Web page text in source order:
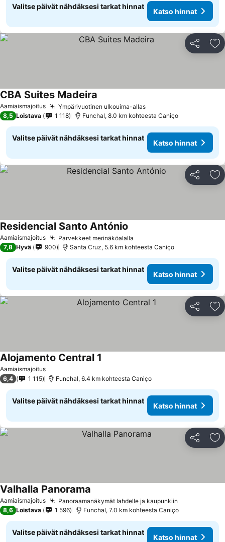
Valitse päivät nähdäksesi tarkat hinnat
Katso hinnat
Jaa
Aamiaismajoitus Ympärivuotinen ulkouima-allas
CBA Suites Madeira
8,5 Loistava 1 118 Funchal, 8.0 km kohteesta Caniço
Valitse päivät nähdäksesi tarkat hinnat
Katso hinnat
Jaa
Aamiaismajoitus Parvekkeet merinäköalalla
Residencial Santo António
7,8 Hyvä 900 Santa Cruz, 5.6 km kohteesta Caniço
Valitse päivät nähdäksesi tarkat hinnat
Katso hinnat
Jaa
Aamiaismajoitus
Alojamento Central 1
6,4 1 115 Funchal, 6.4 km kohteesta Caniço
Valitse päivät nähdäksesi tarkat hinnat
Katso hinnat
Jaa
Aamiaismajoitus Panoraamanäkymät lahdelle ja kaupunkiin
Valhalla Panorama
8,6 Loistava 1 596 Funchal, 7.0 km kohteesta Caniço
Valitse päivät nähdäksesi tarkat hinnat
Katso hinnat